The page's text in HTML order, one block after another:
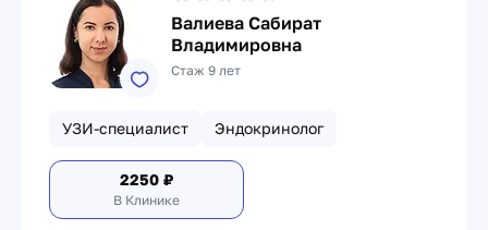
Валиева Сабират
Владимировна
Стаж 9 лет
УЗИ-специалист Эндокринолог
2250 ₽
В Клинике